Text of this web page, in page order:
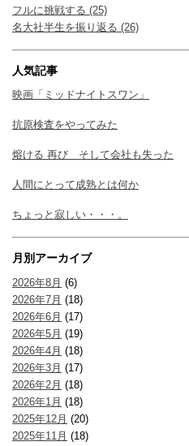
フルに挑戦する (25)
名大社半生を振り返る (26)
人気記事
映画「ミッドナイトスワン」
抗原検査をやってみた
熔ける 再び そして会社も失った
人間にとって成熟とは何か
ちょっと寂しい・・・。
月別アーカイブ
2026年8月 (6)
2026年7月 (18)
2026年6月 (17)
2026年5月 (19)
2026年4月 (18)
2026年3月 (17)
2026年2月 (18)
2026年1月 (18)
2025年12月 (20)
2025年11月 (18)